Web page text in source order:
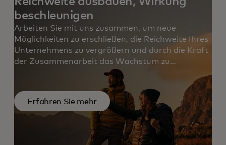
beschleunigen
Arbeiten Sie mit uns zusammen, um neue
Möglichkeiten zu erschließen, die Reichweite Ihres
Unternehmens zu vergrößern und durch die Kraft
der Zusammenarbeit das Wachstum zu
Erfahren Sie mehr